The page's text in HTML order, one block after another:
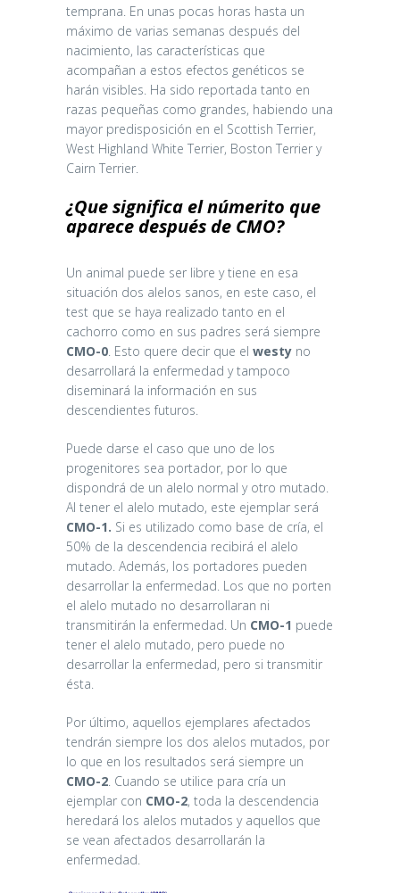
temprana. En unas pocas horas hasta un
máximo de varias semanas después del
nacimiento, las características que
acompañan a estos efectos genéticos se
harán visibles. Ha sido reportada tanto en
razas pequeñas como grandes, habiendo una
mayor predisposición en el Scottish Terrier,
West Highland White Terrier, Boston Terrier y
Cairn Terrier.
¿Que significa el númerito que
aparece después de CMO?
Un animal puede ser libre y tiene en esa
situación dos alelos sanos, en este caso, el
test que se haya realizado tanto en el
cachorro como en sus padres será siempre
CMO-0. Esto quere decir que el westy no
desarrollará la enfermedad y tampoco
diseminará la información en sus
descendientes futuros.
Puede darse el caso que uno de los
progenitores sea portador, por lo que
dispondrá de un alelo normal y otro mutado.
Al tener el alelo mutado, este ejemplar será
CMO-1. Si es utilizado como base de cría, el
50% de la descendencia recibirá el alelo
mutado. Además, los portadores pueden
desarrollar la enfermedad. Los que no porten
el alelo mutado no desarrollaran ni
transmitirán la enfermedad. Un CMO-1 puede
tener el alelo mutado, pero puede no
desarrollar la enfermedad, pero si transmitir
ésta.
Por último, aquellos ejemplares afectados
tendrán siempre los dos alelos mutados, por
lo que en los resultados será siempre un
CMO-2. Cuando se utilice para cría un
ejemplar con CMO-2, toda la descendencia
heredará los alelos mutados y aquellos que
se vean afectados desarrollarán la
enfermedad.